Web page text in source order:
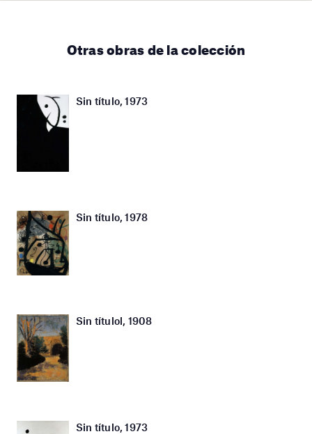
Otras obras de la colección
Sin título, 1973
Sin título, 1978
Sin títulol, 1908
Sin título, 1973